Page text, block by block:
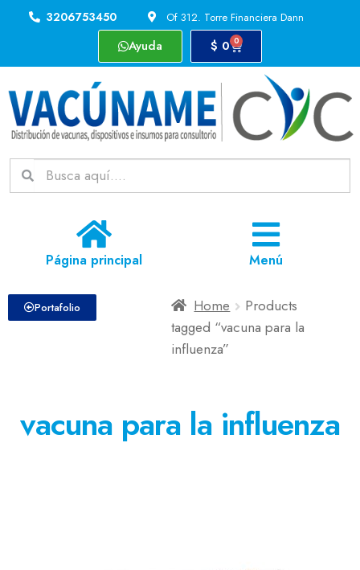
3206753450 Of 312. Torre Financiera Dann
Ayuda $ 0 0
Página principal Menú
Portafolio Home
Products
tagged “vacuna para la
influenza”
vacuna para la influenza